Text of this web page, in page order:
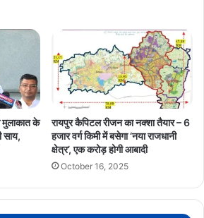
मुलाकात के
साय,
रायपुर कैपिटल रीजन का नक्शा तैयार – 6
हजार वर्ग किमी में बसेगा ‘नया राजधानी
क्षेत्र’, एक करोड़ होगी आबादी
October 16, 2025